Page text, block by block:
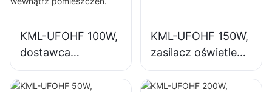
KML-UFOHF 100W,
dostawca
oświetlenia
wysokiego
KML-UFOHF 150W,
zasilacz oświetlenia
LED do
zastosowań